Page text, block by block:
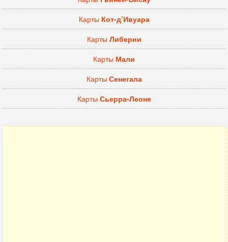
КартыКот-д’Ивуара
КартыЛиберии
КартыМали
КартыСенегала
КартыСьерра-Леоне